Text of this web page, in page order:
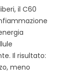
il C60
Il risultato:
meno